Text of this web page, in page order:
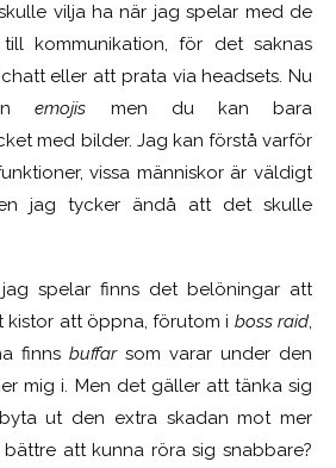
vilja ha när jag spelar med de
kommunikation, för det saknas
eller att prata via headsets. Nu
emojis men du kan bara
med bilder. Jag kan förstå varför
vissa människor är väldigt
jag tycker ändå att det skulle
spelar finns det belöningar att
kistor att öppna, förutom i boss raid,
finns buffarsom varar under den
mig i. Men det gäller att tänka sig
ut den extra skadan mot mer
att kunna röra sig snabbare?